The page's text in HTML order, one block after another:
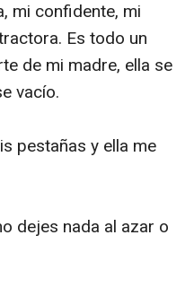
mi confidente, mi
Es todo un
de mi madre, ella se
vacío.
pestañas y ella me
dejes nada al azar o